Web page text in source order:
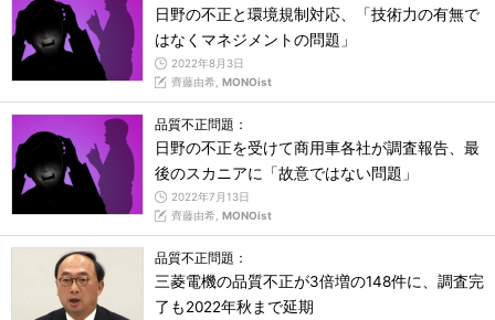
日野の不正と環境規制対応、「技術力の有無で
はなくマネジメントの問題」
2022年8月3日
齊藤由希, MONOist
品質不正問題：
日野の不正を受けて商用車各社が調査報告、最
後のスカニアに「故意ではない問題」
2022年7月13日
齊藤由希, MONOist
品質不正問題：
三菱電機の品質不正が3倍増の148件に、調査完
了も2022年秋まで延期